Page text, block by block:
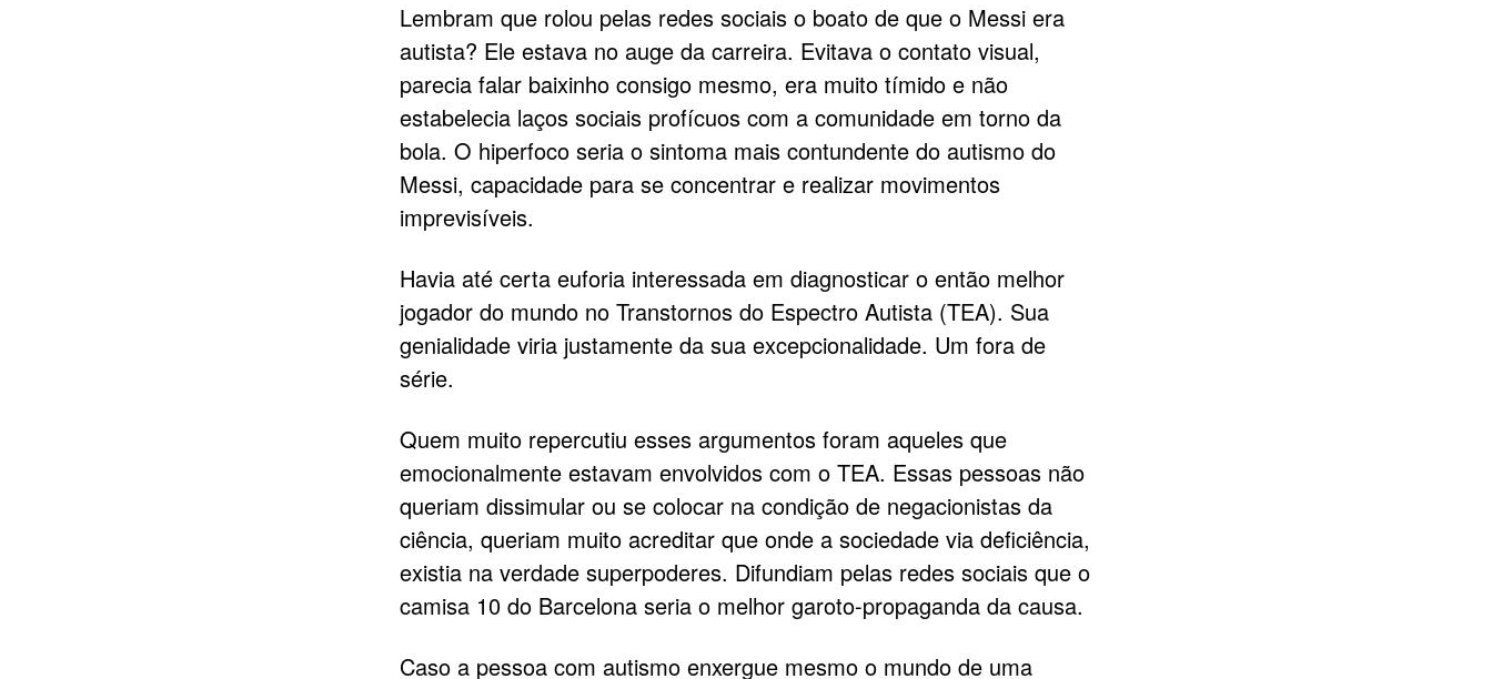
Lembram que rolou pelas redes sociais o boato de que o Messi era
autista? Ele estava no auge da carreira. Evitava o contato visual,
parecia falar baixinho consigo mesmo, era muito tímido e não
estabelecia laços sociais profícuos com a comunidade em torno da
bola. O hiperfoco seria o sintoma mais contundente do autismo do
Messi, capacidade para se concentrar e realizar movimentos
imprevisíveis.
Havia até certa euforia interessada em diagnosticar o então melhor
jogador do mundo no Transtornos do Espectro Autista (TEA). Sua
genialidade viria justamente da sua excepcionalidade. Um fora de
série.
Quem muito repercutiu esses argumentos foram aqueles que
emocionalmente estavam envolvidos com o TEA. Essas pessoas não
queriam dissimular ou se colocar na condição de negacionistas da
ciência, queriam muito acreditar que onde a sociedade via deficiência,
existia na verdade superpoderes. Difundiam pelas redes sociais que o
camisa 10 do Barcelona seria o melhor garoto-propaganda da causa.
Caso a pessoa com autismo enxergue mesmo o mundo de uma